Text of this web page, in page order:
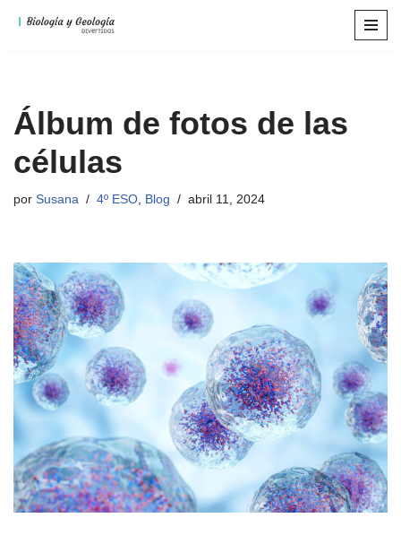
Álbum de fotos de las
células
por Susana 4º ESO, Blog abril 11, 2024